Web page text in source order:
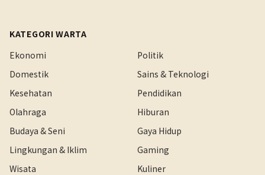
KATEGORI WARTA
Ekonomi
Politik
Domestik
Sains & Teknologi
Kesehatan
Pendidikan
Olahraga
Hiburan
Budaya & Seni
Gaya Hidup
Lingkungan & Iklim
Gaming
Wisata
Kuliner